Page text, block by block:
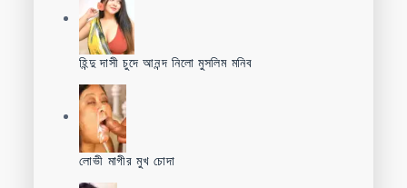
হিন্দু দাসী চুদে আনন্দ নিলো মুসলিম মনিব
লোভী মাগীর মুখ চোদা